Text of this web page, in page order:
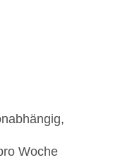
Woche